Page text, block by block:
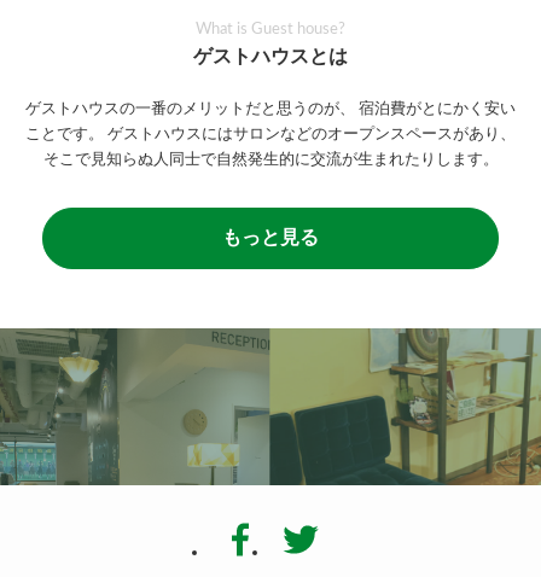
What is Guest house?
ゲストハウスとは
ゲストハウスの一番のメリットだと思うのが、
宿泊費がとにかく安い
ことです。
ゲストハウスにはサロンなどのオープンスペースがあり、
そこで見知らぬ人同士で自然発生的に交流が生まれたりします。
もっと見る